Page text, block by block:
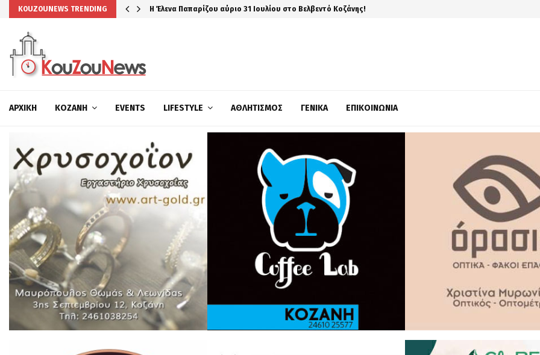
KOUZOUNEWS TRENDING Η Έλενα Παπαρίζου αύριο 31 Ιουλίου στο Βελβεντό Κοζάνης!
ΑΡΧΙΚΉ ΚΟΖΆΝΗ EVENTS LIFESTYLE ΑΘΛΗΤΙΣΜΌΣ ΓΕΝΙΚΆ ΕΠΙΚΟΙΝΩΝΊΑ